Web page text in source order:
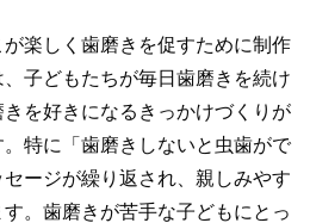
が楽しく歯磨きを促すために制作
子どもたちが毎日歯磨きを続け
を好きになるきっかけづくりが
特に「歯磨きしないと虫歯がで
ージが繰り返され、親しみやす
。歯磨きが苦手な子どもにとっ